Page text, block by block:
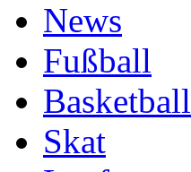
News
Fußball
Basketball
Skat